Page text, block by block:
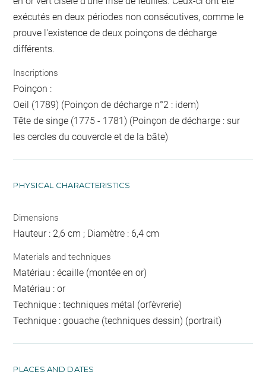
exécutés en deux périodes non consécutives, comme le
prouve l'existence de deux poinçons de décharge
différents.
Inscriptions
Poinçon :
Oeil (1789) (Poinçon de décharge n°2 : idem)
Tête de singe (1775 - 1781) (Poinçon de décharge : sur
les cercles du couvercle et de la bâte)
PHYSICAL CHARACTERISTICS
Dimensions
Hauteur : 2,6 cm ; Diamètre : 6,4 cm
Materials and techniques
Matériau : écaille (montée en or)
Matériau : or
Technique : techniques métal (orfèvrerie)
Technique : gouache (techniques dessin) (portrait)
PLACES AND DATES